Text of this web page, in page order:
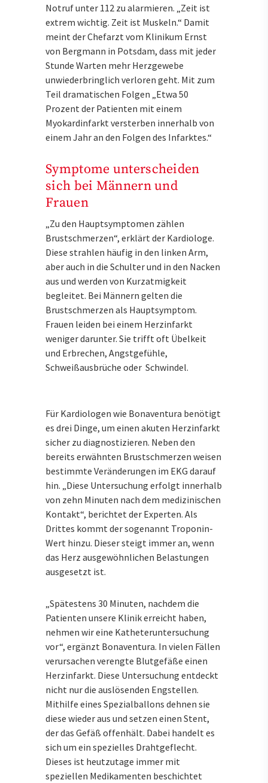
Notruf unter 112 zu alarmieren. „Zeit ist
extrem wichtig. Zeit ist Muskeln.“ Damit
meint der Chefarzt vom Klinikum Ernst
von Bergmann in Potsdam, dass mit jeder
Stunde Warten mehr Herzgewebe
unwiederbringlich verloren geht. Mit zum
Teil dramatischen Folgen „Etwa 50
Prozent der Patienten mit einem
Myokardinfarkt versterben innerhalb von
einem Jahr an den Folgen des Infarktes.“
Symptome unterscheiden
sich bei Männern und
Frauen
„Zu den Hauptsymptomen zählen
Brustschmerzen“, erklärt der Kardiologe.
Diese strahlen häufig in den linken Arm,
aber auch in die Schulter und in den Nacken
aus und werden von Kurzatmigkeit
begleitet. Bei Männern gelten die
Brustschmerzen als Hauptsymptom.
Frauen leiden bei einem Herzinfarkt
weniger darunter. Sie trifft oft Übelkeit
und Erbrechen, Angstgefühle,
Schweißausbrüche oder Schwindel.
Für Kardiologen wie Bonaventura benötigt
es drei Dinge, um einen akuten Herzinfarkt
sicher zu diagnostizieren. Neben den
bereits erwähnten Brustschmerzen weisen
bestimmte Veränderungen im EKG darauf
hin. „Diese Untersuchung erfolgt innerhalb
von zehn Minuten nach dem medizinischen
Kontakt“, berichtet der Experten. Als
Drittes kommt der sogenannt Troponin-
Wert hinzu. Dieser steigt immer an, wenn
das Herz ausgewöhnlichen Belastungen
ausgesetzt ist.
„Spätestens 30 Minuten, nachdem die
Patienten unsere Klinik erreicht haben,
nehmen wir eine Katheteruntersuchung
vor“, ergänzt Bonaventura. In vielen Fällen
verursachen verengte Blutgefäße einen
Herzinfarkt. Diese Untersuchung entdeckt
nicht nur die auslösenden Engstellen.
Mithilfe eines Spezialballons dehnen sie
diese wieder aus und setzen einen Stent,
der das Gefäß offenhält. Dabei handelt es
sich um ein spezielles Drahtgeflecht.
Dieses ist heutzutage immer mit
speziellen Medikamenten beschichtet